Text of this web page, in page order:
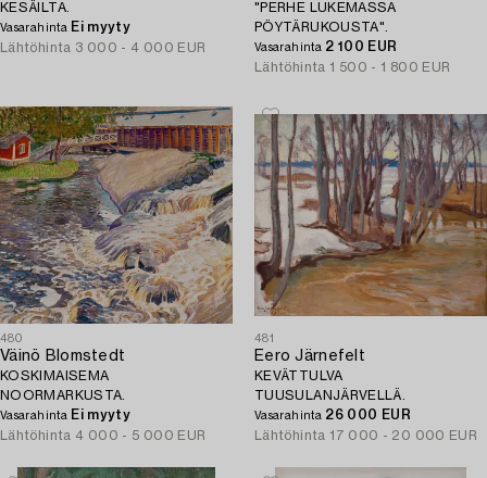
KESÄILTA.
Vasarahinta Ei myyty
Lähtöhinta 3 000 - 4 000 EUR
"PERHE LUKEMASSA
PÖYTÄRUKOUSTA".
Vasarahinta 2 100 EUR
Lähtöhinta 1 500 - 1 800 EUR
480
Väinö Blomstedt
KOSKIMAISEMA
NOORMARKUSTA.
Vasarahinta Ei myyty
Lähtöhinta 4 000 - 5 000 EUR
481
Eero Järnefelt
KEVÄTTULVA
TUUSULANJÄRVELLÄ.
Vasarahinta 26 000 EUR
Lähtöhinta 17 000 - 20 000 EUR